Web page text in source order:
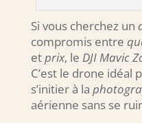
Si vous cherchez un
compromis entre
etprix, le DJI Mavic
C’est le drone idéal
s’initier à la
aérienne sans se